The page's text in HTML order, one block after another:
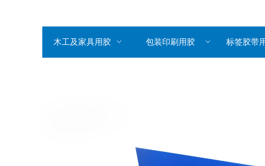
ꀁ
木工及家具用胶 ꀁ
包装印刷用胶 标签胶带用压